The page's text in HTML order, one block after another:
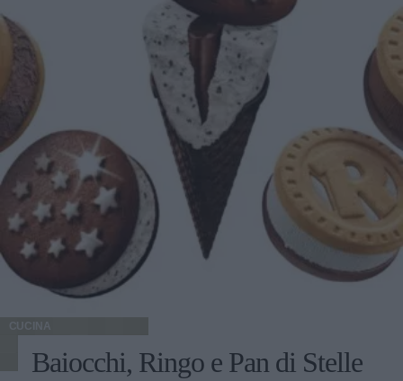
CUCINA
Baiocchi, Ringo e Pan di Stelle